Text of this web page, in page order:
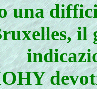
una
il